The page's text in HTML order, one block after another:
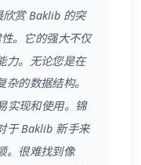
欣赏 Baklib的突
。它的强大不仅
力。无论您是在
的数据结构。
实现和使用。锦
于Baklib 新手来
。很难找到像